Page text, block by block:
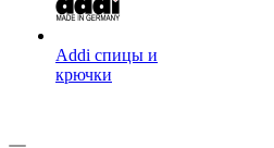
Addi спицы и
крючки